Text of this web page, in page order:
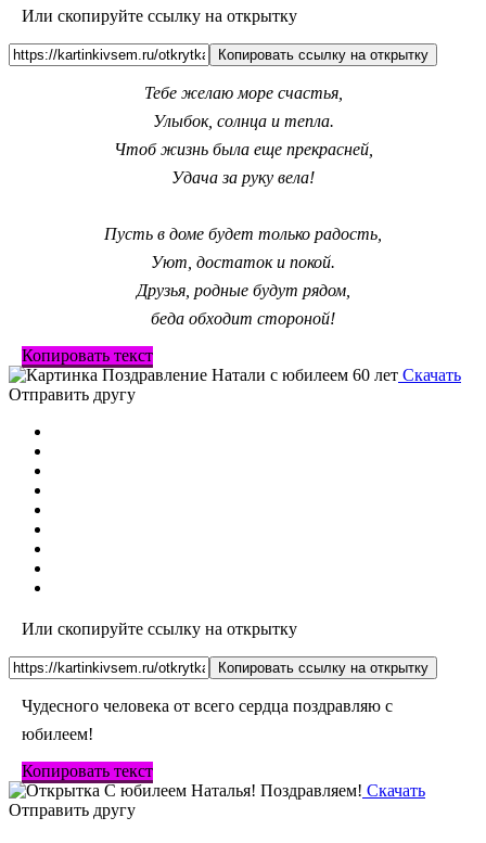
Или скопируйте ссылку на открытку
Копировать ссылку на открытку
Тебе желаю море счастья,
Улыбок, солнца и тепла.
Чтоб жизнь была еще прекрасней,
Удача за руку вела!
Пусть в доме будет только радость,
Уют, достаток и покой.
Друзья, родные будут рядом,
беда обходит стороной!
Копировать текст
Скачать
Отправить другу
Или скопируйте ссылку на открытку
Копировать ссылку на открытку
Чудесного человека от всего сердца поздравляю с
юбилеем!
Копировать текст
Скачать
Отправить другу